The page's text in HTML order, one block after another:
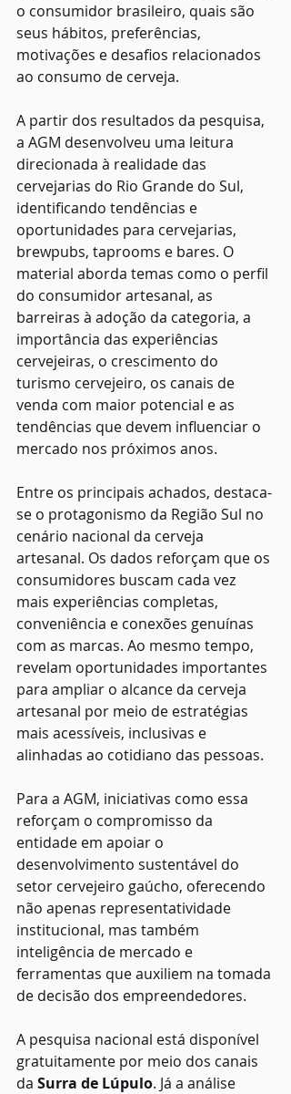
o consumidor brasileiro, quais são
seus hábitos, preferências,
motivações e desafios relacionados
ao consumo de cerveja.
A partir dos resultados da pesquisa,
a AGM desenvolveu uma leitura
direcionada à realidade das
cervejarias do Rio Grande do Sul,
identificando tendências e
oportunidades para cervejarias,
brewpubs, taprooms e bares. O
material aborda temas como o perfil
do consumidor artesanal, as
barreiras à adoção da categoria, a
importância das experiências
cervejeiras, o crescimento do
turismo cervejeiro, os canais de
venda com maior potencial e as
tendências que devem influenciar o
mercado nos próximos anos.
Entre os principais achados, destaca-
se o protagonismo da Região Sul no
cenário nacional da cerveja
artesanal. Os dados reforçam que os
consumidores buscam cada vez
mais experiências completas,
conveniência e conexões genuínas
com as marcas. Ao mesmo tempo,
revelam oportunidades importantes
para ampliar o alcance da cerveja
artesanal por meio de estratégias
mais acessíveis, inclusivas e
alinhadas ao cotidiano das pessoas.
Para a AGM, iniciativas como essa
reforçam o compromisso da
entidade em apoiar o
desenvolvimento sustentável do
setor cervejeiro gaúcho, oferecendo
não apenas representatividade
institucional, mas também
inteligência de mercado e
ferramentas que auxiliem na tomada
de decisão dos empreendedores.
A pesquisa nacional está disponível
gratuitamente por meio dos canais
da Surra de Lúpulo. Já a análise